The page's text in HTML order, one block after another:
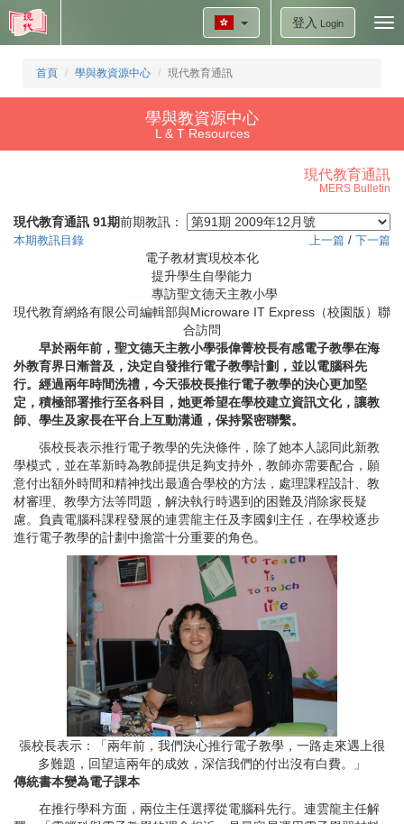
登入 Login
首頁 學與教資源中心 現代教育通訊
學與教資源中心
L & T Resources
現代教育通訊
MERS Bulletin
現代教育通訊 91期前期教訊：
本期教訊目錄 上一篇 / 下一篇
電子教材實現校本化
提升學生自學能力
專訪聖文德天主教小學
現代教育網絡有限公司編輯部與Microware IT Express（校園版）聯
合訪問
早於兩年前，聖文德天主教小學張偉菁校長有感電子教學在海
外教育界日漸普及，決定自發推行電子教學計劃，並以電腦科先
行。經過兩年時間洗禮，今天張校長推行電子教學的決心更加堅
定，積極部署推行至各科目，她更希望在學校建立資訊文化，讓教
師、學生及家長在平台上互動溝通，保持緊密聯繫。
張校長表示推行電子教學的先決條件，除了她本人認同此新教
學模式，並在革新時為教師提供足夠支持外，教師亦需要配合，願
意付出額外時間和精神找出最適合學校的方法，處理課程設計、教
材審理、教學方法等問題，解決執行時遇到的困難及消除家長疑
慮。負責電腦科課程發展的連雲龍主任及李國釗主任，在學校逐步
進行電子教學的計劃中擔當十分重要的角色。
張校長表示：「兩年前，我們決心推行電子教學，一路走來遇上很
多難題，回望這兩年的成效，深信我們的付出沒有白費。」
傳統書本變為電子課本
在推行學科方面，兩位主任選擇從電腦科先行。連雲龍主任解